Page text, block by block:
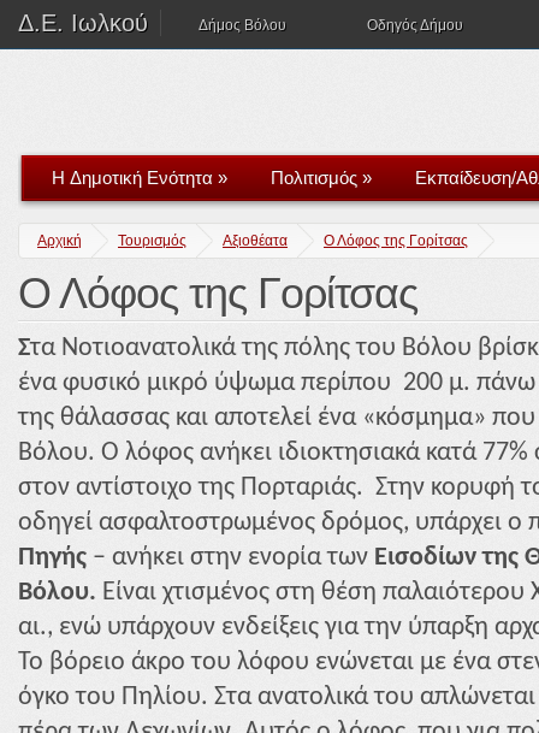
Δ.Ε. Ιωλκού Δήμος Βόλου Οδηγός Δήμου
H Δημοτική Ενότητα » Πολιτισμός » Εκπαίδευση/
Αρχική Τουρισμός Αξιοθέατα Ο Λόφος της Γορίτσας
Ο Λόφος της Γορίτσας
Στα Νοτιοανατολικά της πόλης του Βόλου
ένα φυσικό μικρό ύψωμα περίπου 200 μ. πάνω
της θάλασσας και αποτελεί ένα «κόσμημα»
Βόλου. Ο λόφος ανήκει ιδιοκτησιακά κατά
στον αντίστοιχο της Πορταριάς. Στην κορυφή
οδηγεί ασφαλτοστρωμένος δρόμος, υπάρχει ο
Πηγής – ανήκει στην ενορία των Εισοδίων της
Βόλου. Είναι χτισμένος στη θέση παλαιότερου
αι., ενώ υπάρχουν ενδείξεις για την ύπαρξη
Το βόρειο άκρο του λόφου ενώνεται με ένα
όγκο του Πηλίου. Στα ανατολικά του